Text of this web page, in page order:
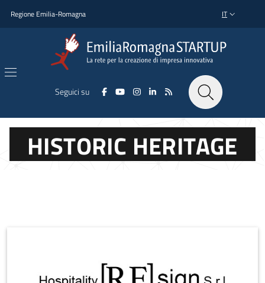
Regione Emilia-Romagna SELETTORE
IT
Seguici su
HISTORIC HERITAGE